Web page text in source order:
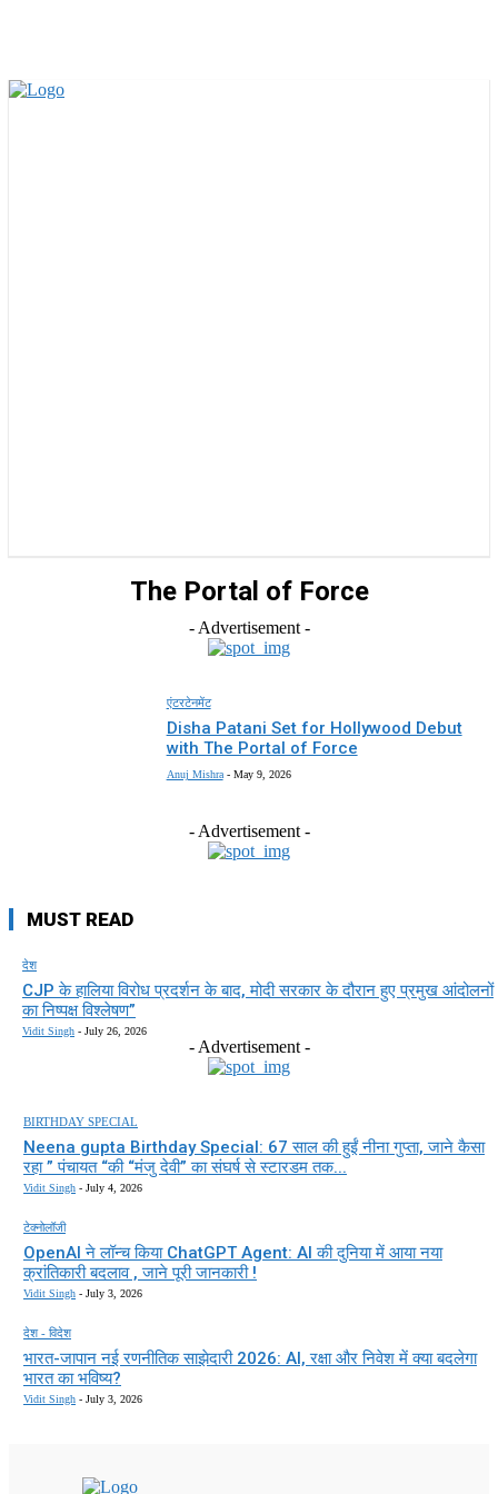
The Portal of Force
- Advertisement -
एंटरटेनमेंट
Disha Patani Set for Hollywood Debut
with The Portal of Force
Anuj Mishra - May 9, 2026
- Advertisement -
MUST READ
देश
CJP के हालिया विरोध प्रदर्शन के बाद, मोदी सरकार के दौरान हुए प्रमुख आंदोलनों
का निष्पक्ष विश्लेषण”
Vidit Singh - July 26, 2026
- Advertisement -
BIRTHDAY SPECIAL
Neena gupta Birthday Special: 67 साल की हुईं नीना गुप्ता, जाने कैसा
रहा ” पंचायत “की “मंजु देवी” का संघर्ष से स्टारडम तक...
Vidit Singh - July 4, 2026
टेक्नोलॉजी
OpenAI ने लॉन्च किया ChatGPT Agent: AI की दुनिया में आया नया
क्रांतिकारी बदलाव , जाने पूरी जानकारी !
Vidit Singh - July 3, 2026
देश - विदेश
भारत-जापान नई रणनीतिक साझेदारी 2026: AI, रक्षा और निवेश में क्या बदलेगा
भारत का भविष्य?
Vidit Singh - July 3, 2026